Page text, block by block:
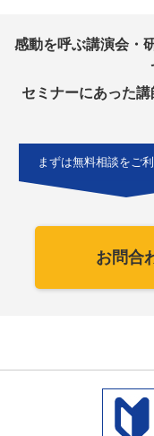
感動を呼ぶ講演会・
セミナーにあった
まずは無料相談をご
お問合